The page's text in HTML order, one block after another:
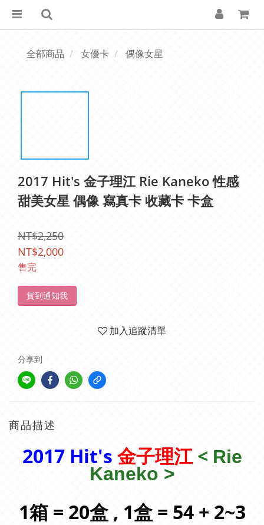
全部商品 女優卡 偶像女星
2017 Hit's 金子理江 Rie Kaneko 性感
甜美女星 偶像 寫真卡 收藏卡 卡盒
NT$2,250
NT$2,000
售完
貨到通知我
加入追蹤清單
分享到
商品描述
2017 Hit's 金子理江 < Rie
Kaneko >
1箱 = 20盒 , 1盒 = 54 + 2~3